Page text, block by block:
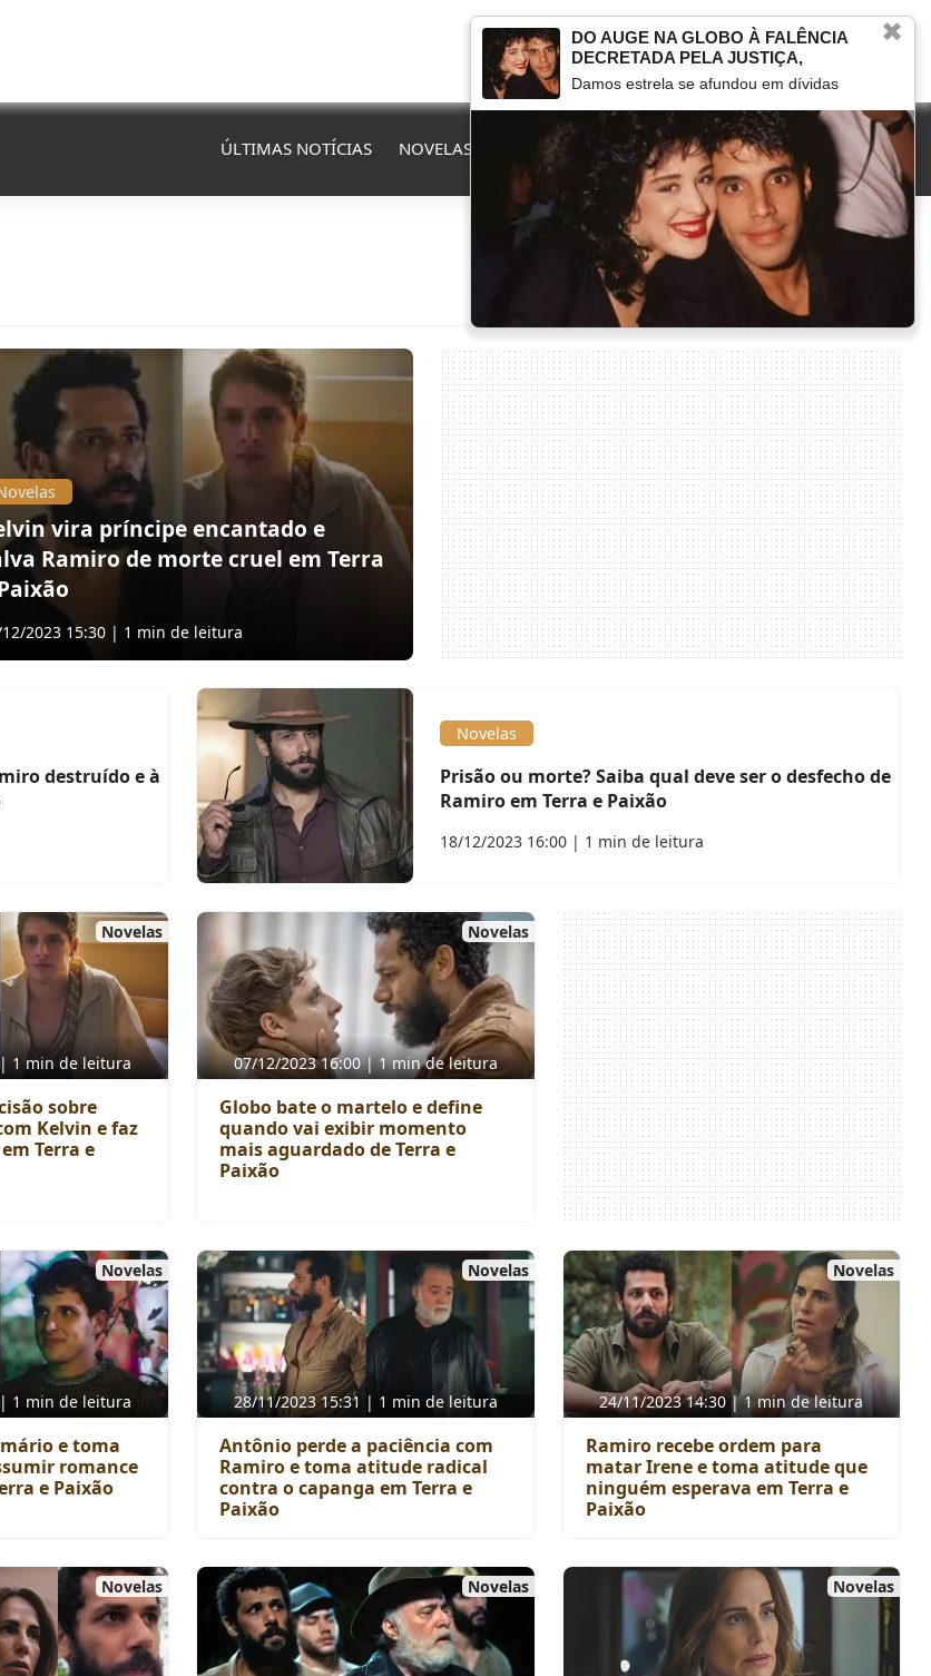
ÚLTIMAS NOTÍCIAS NOVELAS QUE FIM LEVOU MARCOU NA TV HERANÇAS
vira príncipe encantado e
Ramiro de morte cruel em Terra
2023 15:30 | 1 min de leitura
destruído e à
Novelas
Prisão ou morte? Saiba qual deve ser o desfecho de
Ramiro em Terra e Paixão
18/12/2023 16:00 | 1 min de leitura
Novelas
1 min de leitura
sobre
Kelvin e faz
Terra e
Novelas
07/12/2023 16:00 | 1 min de leitura
Globo bate o martelo e define
quando vai exibir momento
mais aguardado de Terra e
Paixão
Novelas
1 min de leitura
e toma
romance
e Paixão
Novelas
28/11/2023 15:31 | 1 min de leitura
Antônio perde a paciência com
Ramiro e toma atitude radical
contra o capanga em Terra e
Paixão
Novelas
24/11/2023 14:30 | 1 min de leitura
Ramiro recebe ordem para
matar Irene e toma atitude que
ninguém esperava em Terra e
Paixão
Novelas Novelas Novelas
✖
DO AUGE NA GLOBO À FALÊNCIA
DECRETADA PELA JUSTIÇA,
Damos estrela se afundou em dívidas